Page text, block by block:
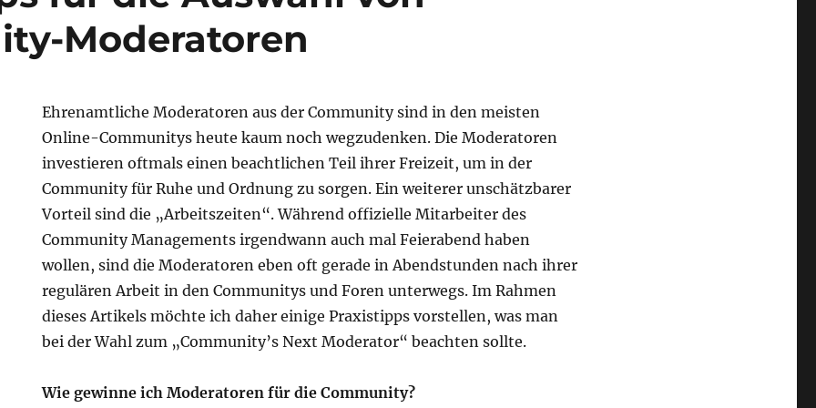
Moderatoren
Ehrenamtliche Moderatoren aus der Community sind in den meisten
Online-Communitys heute kaum noch wegzudenken. Die Moderatoren
investieren oftmals einen beachtlichen Teil ihrer Freizeit, um in der
Community für Ruhe und Ordnung zu sorgen. Ein weiterer unschätzbarer
Vorteil sind die „Arbeitszeiten“. Während offizielle Mitarbeiter des
Community Managements irgendwann auch mal Feierabend haben
wollen, sind die Moderatoren eben oft gerade in Abendstunden nach ihrer
regulären Arbeit in den Communitys und Foren unterwegs. Im Rahmen
dieses Artikels möchte ich daher einige Praxistipps vorstellen, was man
bei der Wahl zum „Community’s Next Moderator“ beachten sollte.
Wie gewinne ich Moderatoren für die Community?